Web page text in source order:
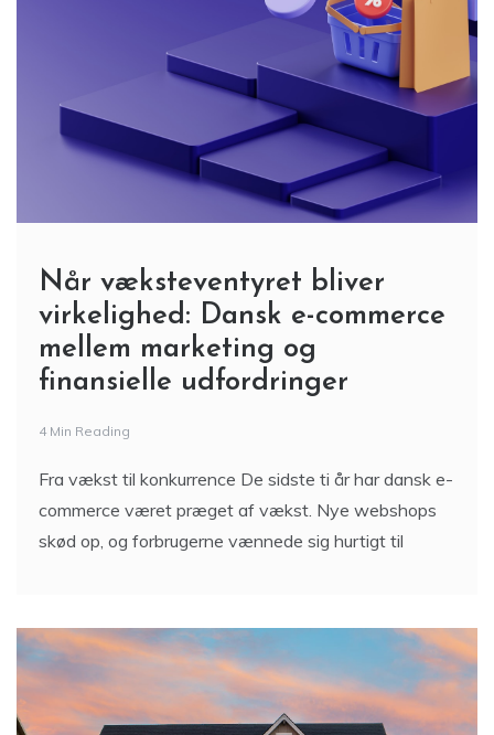
virkelighed: Dansk e-commerce
mellem marketing og
finansielle udfordringer
4 Min Reading
Fra vækst til konkurrence De sidste ti år har dansk e-